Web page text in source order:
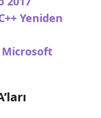
Yeniden
Microsoft